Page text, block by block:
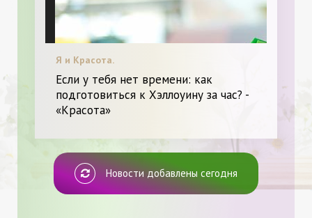
Я и Красота.
Если у тебя нет времени: как
подготовиться к Хэллоуину за час? -
«Красота»
Новости добавлены сегодня